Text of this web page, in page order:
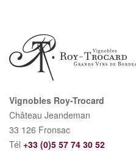
Vignobles Roy-Trocard
Château Jeandeman
33 126 Fronsac
Tél +33 (0)5 57 74 30 52